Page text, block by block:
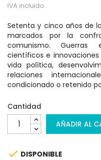
IVA incluido
Setenta y cinco años de
marcados por la
comunismo. Guerras
científicos e
vida política,
relaciones
condicionado o retenido
Cantidad
AÑADIR AL
 DISPONIBLE